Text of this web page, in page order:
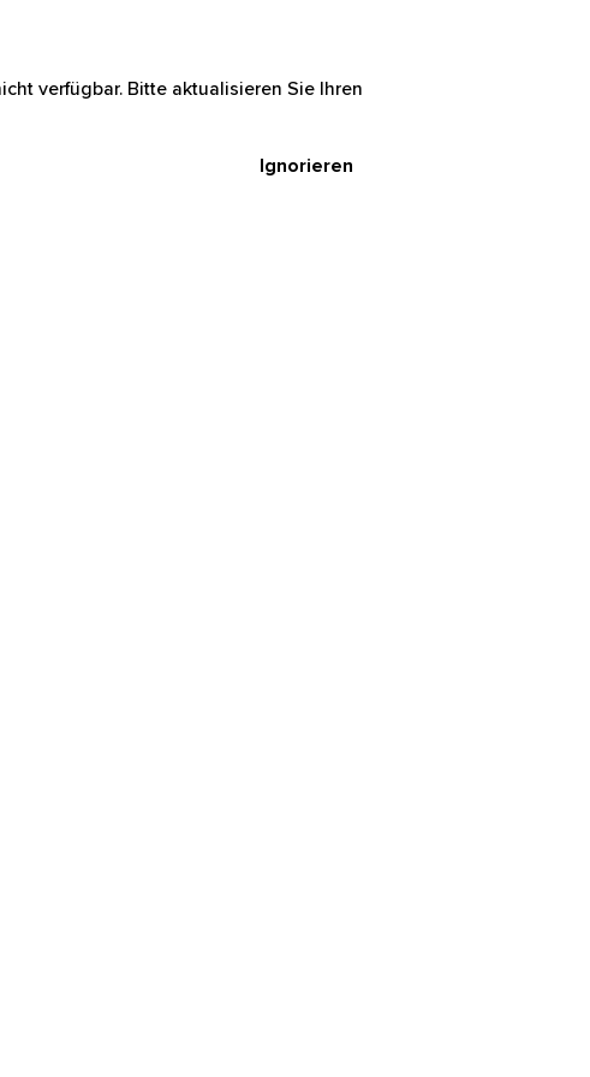
verfügbar. Bitte aktualisieren Sie Ihren
Ignorieren